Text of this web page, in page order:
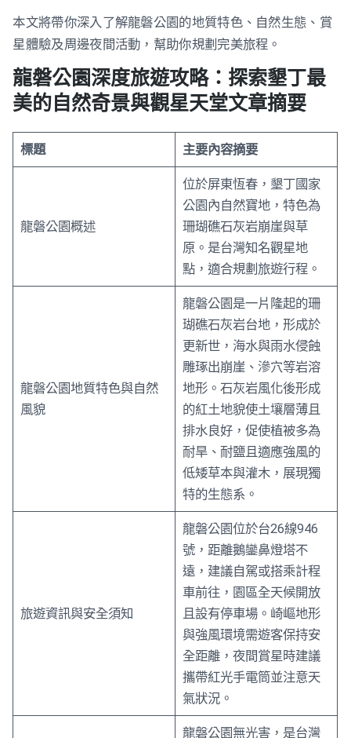
本文將帶你深入了解龍磐公園的地質特色、自然生態、賞
星體驗及周邊夜間活動，幫助你規劃完美旅程。
龍磐公園深度旅遊攻略：探索墾丁最
美的自然奇景與觀星天堂文章摘要
標題 主要內容摘要
龍磐公園概述
位於屏東恆春，墾丁國家
公園內自然寶地，特色為
珊瑚礁石灰岩崩崖與草
原。是台灣知名觀星地
點，適合規劃旅遊行程。
龍磐公園地質特色與自然
風貌
龍磐公園是一片隆起的珊
瑚礁石灰岩台地，形成於
更新世，海水與雨水侵蝕
雕琢出崩崖、滲穴等岩溶
地形。石灰岩風化後形成
的紅土地貌使土壤層薄且
排水良好，促使植被多為
耐旱、耐鹽且適應強風的
低矮草本與灌木，展現獨
特的生態系。
旅遊資訊與安全須知
龍磐公園位於台26線946
號，距離鵝鑾鼻燈塔不
遠，建議自駕或搭乘計程
車前往，園區全天候開放
且設有停車場。崎嶇地形
與強風環境需遊客保持安
全距離，夜間賞星時建議
攜帶紅光手電筒並注意天
氣狀況。
龍磐公園無光害，是台灣